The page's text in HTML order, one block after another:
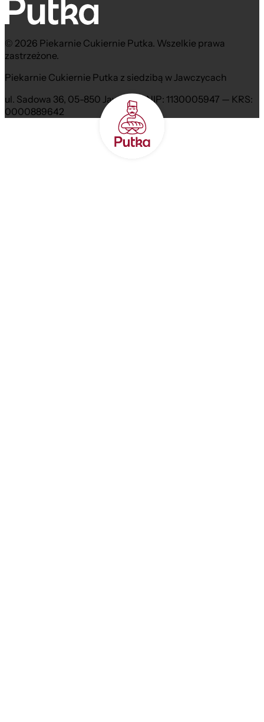
© 2026 Piekarnie Cukiernie Putka. Wszelkie prawa
zastrzeżone.
Piekarnie Cukiernie Putka z siedzibą w Jawczycach
ul. Sadowa 36, 05-850 Jawczyce NIP: 1130005947 — KRS:
0000889642